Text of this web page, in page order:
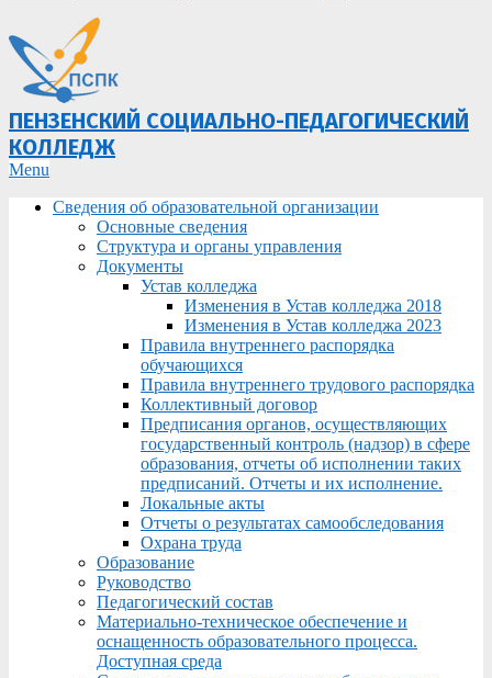
ПЕНЗЕНСКИЙ СОЦИАЛЬНО-ПЕДАГОГИЧЕСКИЙ
КОЛЛЕДЖ
Primary
Menu
Menu
Сведения об образовательной организации
Основные сведения
Структура и органы управления
Документы
Устав колледжа
Изменения в Устав колледжа 2018
Изменения в Устав колледжа 2023
Правила внутреннего распорядка
обучающихся
Правила внутреннего трудового распорядка
Коллективный договор
Предписания органов, осуществляющих
государственный контроль (надзор) в сфере
образования, отчеты об исполнении таких
предписаний. Отчеты и их исполнение.
Локальные акты
Отчеты о результатах самообследования
Охрана труда
Образование
Руководство
Педагогический состав
Материально-техническое обеспечение и
оснащенность образовательного процесса.
Доступная среда